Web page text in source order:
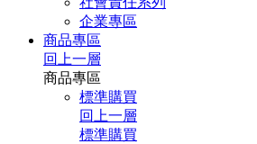
企業專區
商品專區
回上一層
商品專區
標準購買
回上一層
標準購買